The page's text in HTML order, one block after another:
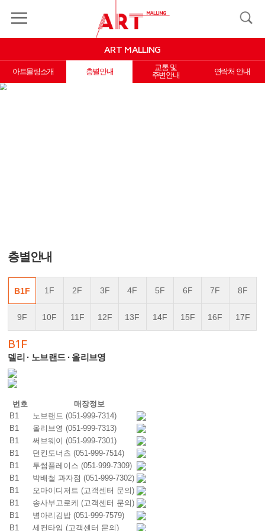
ART MALLING
아트몰링소개 층별안내
교통 및
주변안내
연락처 안내
층별안내
B1F 1F 2F 3F 4F 5F 6F 7F 8F
9F 10F 11F 12F 13F 14F 15F 16F 17F
B1F
델리 · 노브랜드 · 올리브영
번호
매장정보
B1
노브랜드 (051-999-7314)
B1
올리브영 (051-999-7313)
B1
써브웨이 (051-999-7301)
B1
던킨도너츠 (051-999-7514)
B1
투썸플레이스 (051-999-7309)
B1
박배철 과자점 (051-999-7302)
B1
오마이디저트 (고객센터 문의)
B1
송사부고로케 (고객센터 문의)
B1
병아리김밥 (051-999-7579)
B1
세컨타임 (고객센터 문의)
MY
LOGIN
JOIN
MALLING
EVENT&COUPON